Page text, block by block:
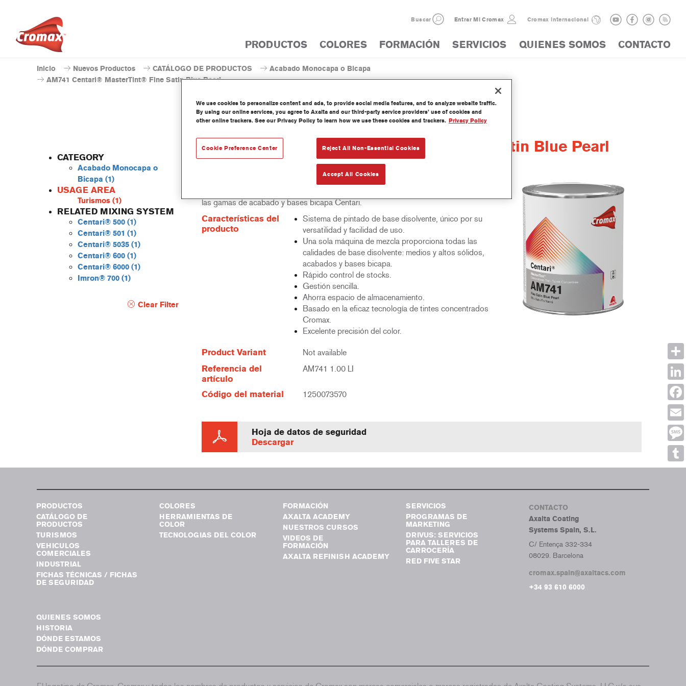
Buscar Entrar Mi Cromax Cromax internacional
PRODUCTOS COLORES FORMACIÓN SERVICIOS QUIENES SOMOS CONTACTO
Inicio Nuevos Productos CATÁLOGO DE PRODUCTOS
Acabado Monocapa o Bicapa
AM741 Centari® MasterTint® Fine Satin Blue Pearl
CATEGORY
Acabado Monocapa o
Bicapa (1)
USAGE AREA
Turismos (1)
RELATED MIXING SYSTEM
Centari® 500 (1)
Centari® 501 (1)
Centari® 5035 (1)
Centari® 600 (1)
Centari® 6000 (1)
Imron® 700 (1)
Clear Filter
AM741 Centari® MasterTint® Fine Satin Blue Pearl
las gamas de acabado y bases bicapa Centari.
Características del
producto
Sistema de pintado de base disolvente, único por su
versatilidad y facilidad de uso.
Una sola máquina de mezcla proporciona todas las
calidades de base disolvente: medios y altos sólidos,
acabados y bases bicapa.
Rápido control de stocks.
Gestión sencilla.
Ahorra espacio de almacenamiento.
Basado en la eficaz tecnología de tintes concentrados
Cromax.
Excelente precisión del color.
Product Variant Not available
Referencia del
artículo
AM741 1.00 LI
Código del material 1250073570
Hoja de datos de seguridad
Descargar
PRODUCTOS
CATÁLOGO DE
PRODUCTOS
TURISMOS
VEHICULOS
COMERCIALES
INDUSTRIAL
FICHAS TÉCNICAS / FICHAS
DE SEGURIDAD
COLORES
HERRAMIENTAS DE
COLOR
TECNOLOGIAS DEL COLOR
FORMACIÓN
AXALTA ACADEMY
NUESTROS CURSOS
VIDEOS DE
FORMACIÓN
AXALTA REFINISH ACADEMY
SERVICIOS
PROGRAMAS DE
MARKETING
DRIVUS: SERVICIOS
PARA TALLERES DE
CARROCERÍA
RED FIVE STAR
QUIENES SOMOS
HISTORIA
DÓNDE ESTAMOS
DÓNDE COMPRAR
CONTACTO
Axalta Coating
Systems Spain, S.L.
C/ Entença 332-334
08029. Barcelona
cromax.spain@axaltacs.com
+34 93 610 6000
We use cookies to personalize content and ads, to provide social media features, and to analyze website traffic.
By using our online services, you agree to Axalta and our third-party service providers’ use of cookies and
other online trackers. See our Privacy Policy to learn how we use these cookies and trackers. Privacy Policy
Reject All Non-Essential Cookies
Accept All Cookies
Cookie Preference Center